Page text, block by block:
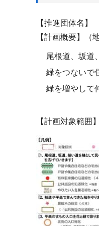
【推進団体名
【計画概要】（
尾根道、坂道
緑をつないで
緑を増やして
【計画対象範